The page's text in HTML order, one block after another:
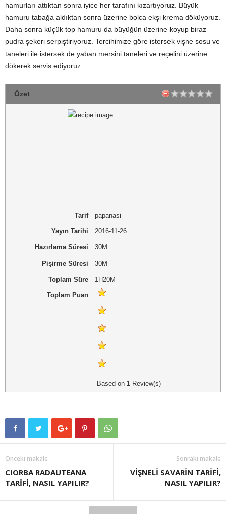
hamurları attıktan sonra iyice her tarafını kızartıyoruz. Büyük
hamuru tabağa aldıktan sonra üzerine bolca ekşi krema döküyoruz.
Daha sonra küçük top hamuru da büyüğün üzerine koyup biraz
pudra şekeri serpiştiriyoruz. Tercihimize göre istersek vişne sosu ve
taneleri ile istersek de yaban mersini taneleri ve reçelini üzerine
dökerek servis ediyoruz.
Özet
Tarif papanasi
Yayın Tarihi 2016-11-26
Hazırlama Süresi 30M
Pişirme Süresi 30M
Toplam Süre 1H20M
Toplam Puan
Based on 1 Review(s)
Önceki makale
CIORBA RADAUTEANA
TARİFİ, NASIL YAPILIR?
Sonraki makale
VİŞNELİ SAVARİN TARİFİ,
NASIL YAPILIR?